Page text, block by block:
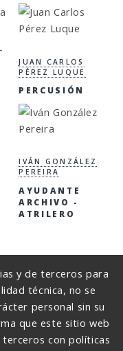
JUAN CARLOS
PÉREZ LUQUE
PERCUSIÓN
IVÁN GONZÁLEZ
PEREIRA
AYUDANTE
ARCHIVO -
ATRILERO
(+34)
y de terceros para
técnica, no se
personal sin su
que este sitio web
con políticas